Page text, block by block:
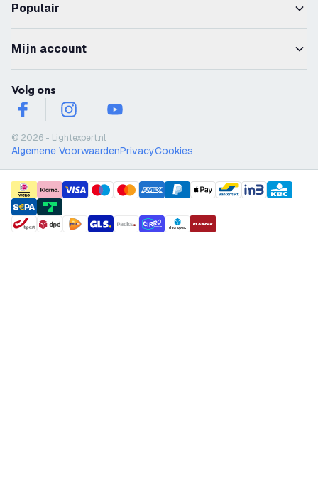
Populair
Mijn account
Volg ons
facebookinstagramyoutube
© 2026 - Lightexpert.nl
Algemene VoorwaardenPrivacyCookies
payment methods
shipment methods